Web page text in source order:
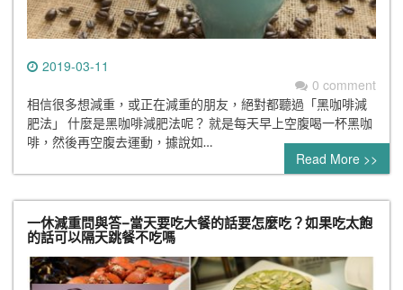
2019-03-11
0 comment
相信很多想減重，或正在減重的朋友，絕對都聽過「黑咖啡減
肥法」 什麼是黑咖啡減肥法呢？ 就是每天早上空腹喝一杯黑咖
啡，然後再空腹去運動，據說如…
Read More >>
一休減重問與答–當天要吃大餐的話要怎麼吃？如果吃太飽
的話可以隔天跳餐不吃嗎